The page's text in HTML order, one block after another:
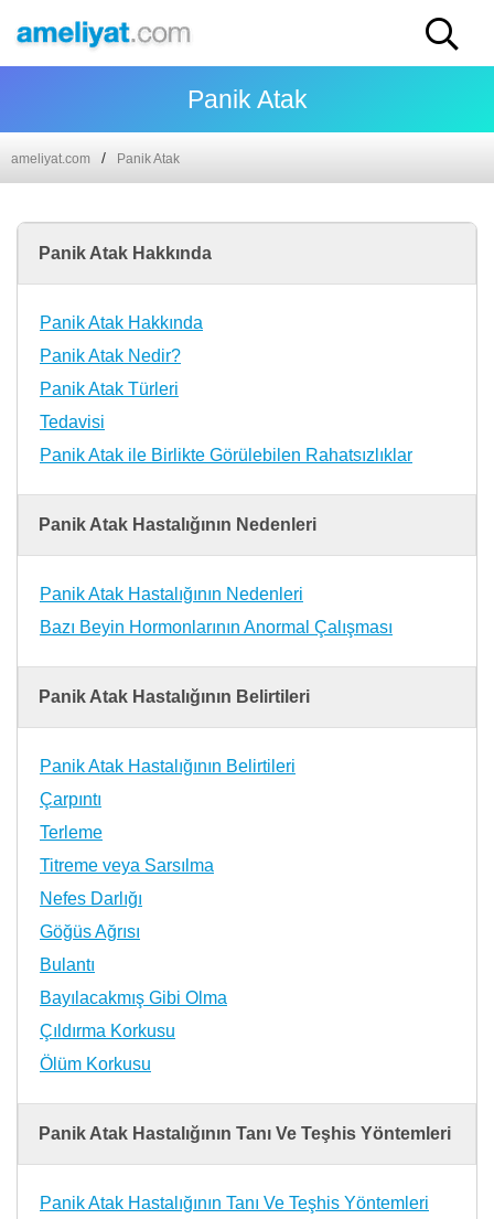
Panik Atak
ameliyat.com Panik Atak
Panik Atak Hakkında
Panik Atak Hakkında
Panik Atak Nedir?
Panik Atak Türleri
Tedavisi
Panik Atak ile Birlikte Görülebilen Rahatsızlıklar
Panik Atak Hastalığının Nedenleri
Panik Atak Hastalığının Nedenleri
Bazı Beyin Hormonlarının Anormal Çalışması
Panik Atak Hastalığının Belirtileri
Panik Atak Hastalığının Belirtileri
Çarpıntı
Terleme
Titreme veya Sarsılma
Nefes Darlığı
Göğüs Ağrısı
Bulantı
Bayılacakmış Gibi Olma
Çıldırma Korkusu
Ölüm Korkusu
Panik Atak Hastalığının Tanı Ve Teşhis Yöntemleri
Panik Atak Hastalığının Tanı Ve Teşhis Yöntemleri